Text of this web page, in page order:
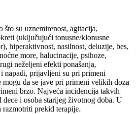
što su uznemirenost, agitacija,
(uključujući tonusne/klonusne
hiperaktivnost, nasilnost, deluzije, bes,
more, halucinacije, psihoze,
neželjeni efekti ponašanja,
napadi, prijavljeni su pri primeni
da se jave pri primeni velikih doza
brzo. Najveća incidencija takvih
dece i osoba starijeg životnog doba. U
razmotriti prekid terapije.